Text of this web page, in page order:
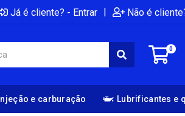
Já é cliente? - Entrar | Não é
0
Injeção e carburação Lubrificantes e